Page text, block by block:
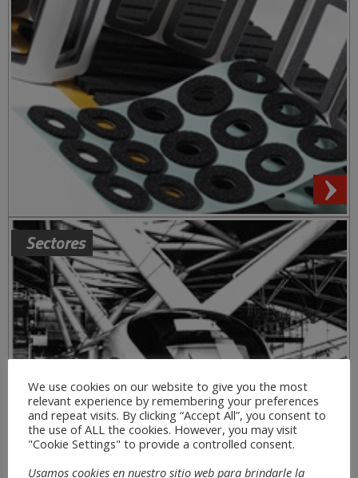
Sectores
We use cookies on our website to give you the most
relevant experience by remembering your preferences
and repeat visits. By clicking “Accept All”, you consent to
the use of ALL the cookies. However, you may visit
"Cookie Settings" to provide a controlled consent.
Usamos cookies en nuestro sitio web para brindarle la